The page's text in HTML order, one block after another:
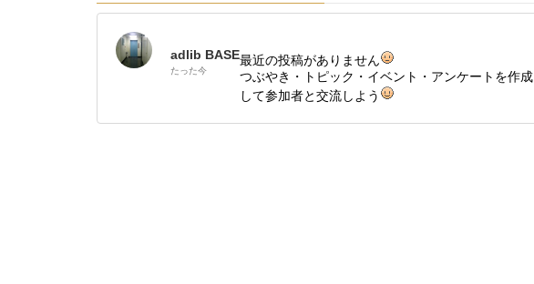
adlib BASE
たった今
最近の投稿がありません
つぶやき・トピック・イベント・アンケートを作成
して参加者と交流しよう